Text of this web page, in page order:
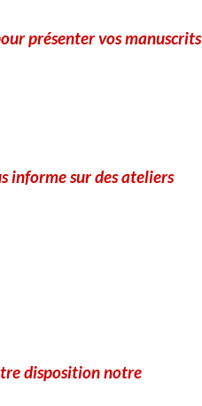
présenter vos manuscrits
informe sur des ateliers
disposition notre